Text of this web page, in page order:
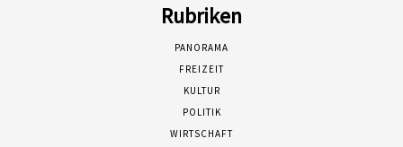
Rubriken
PANORAMA
FREIZEIT
KULTUR
POLITIK
WIRTSCHAFT